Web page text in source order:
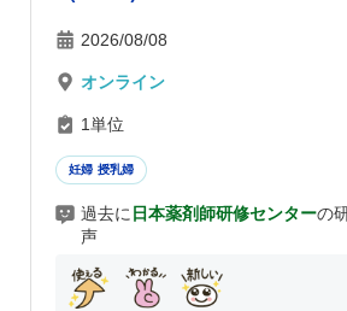
2026/08/08
オンライン
1単位
妊婦 授乳婦
過去に 日本薬剤師研修センターの
声